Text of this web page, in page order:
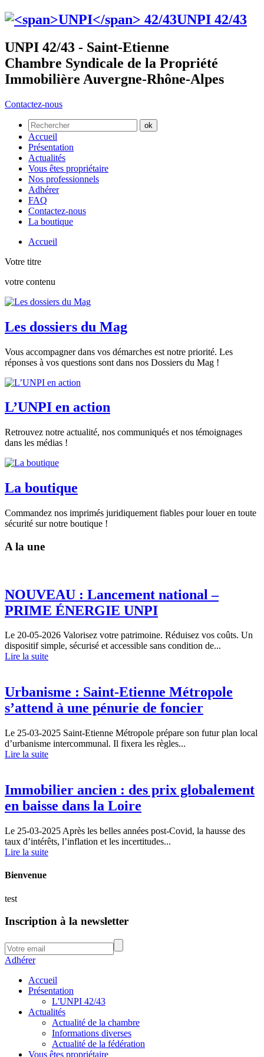
UNPI 42/43
UNPI 42/43 - Saint-Etienne
Chambre Syndicale de la Propriété
Immobilière Auvergne-Rhône-Alpes
Contactez-nous
Accueil
Présentation
Actualités
Vous êtes propriétaire
Nos professionnels
Adhérer
FAQ
Contactez-nous
La boutique
Accueil
Votre titre
votre contenu
Les dossiers du Mag
Vous accompagner dans vos démarches est notre priorité. Les
réponses à vos questions sont dans nos Dossiers du Mag !
L’UNPI en action
Retrouvez notre actualité, nos communiqués et nos témoignages
dans les médias !
La boutique
Commandez nos imprimés juridiquement fiables pour louer en toute
sécurité sur notre boutique !
A la une
NOUVEAU : Lancement national –
PRIME ÉNERGIE UNPI
Le 20-05-2026 Valorisez votre patrimoine. Réduisez vos coûts. Un
dispositif simple, sécurisé et accessible sans condition de...
Lire la suite
Urbanisme : Saint-Etienne Métropole
s’attend à une pénurie de foncier
Le 25-03-2025 Saint-Etienne Métropole prépare son futur plan local
d’urbanisme intercommunal. Il fixera les règles...
Lire la suite
Immobilier ancien : des prix globalement
en baisse dans la Loire
Le 25-03-2025 Après les belles années post-Covid, la hausse des
taux d’intérêts, l’inflation et les incertitudes...
Lire la suite
Bienvenue
test
Inscription à la newsletter
Adhérer
Accueil
Présentation
L'UNPI 42/43
Actualités
Actualité de la chambre
Informations diverses
Actualité de la fédération
Vous êtes propriétaire